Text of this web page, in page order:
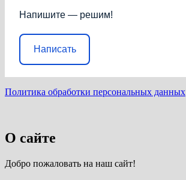
Напишите — решим!
Написать
Политика обработки персональных данных
О сайте
Добро пожаловать на наш сайт!